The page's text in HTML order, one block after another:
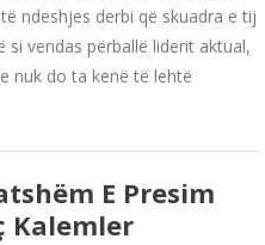
ndeshjes derbi që skuadra e tij
vendas përballë liderit aktual,
nuk do ta kenë të lehtë
E Presim
Kalemler